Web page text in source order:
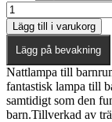
Little
Lights,
Nattlampa
till
barnrummet,
Bokstav
E
mängd
Lägg till i varukorg
Lägg på bevakning
Nattlampa till
fantastisk lampa till
samtidigt som den
barn.Tillverkad av